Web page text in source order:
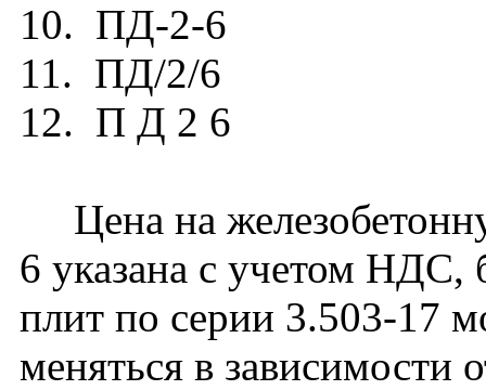
10. ПД-2-6
11. ПД/2/6
12. П Д 2 6
Цена на
6 указана с учетом НДС,
плит по серии 3.503-17
меняться в зависимости